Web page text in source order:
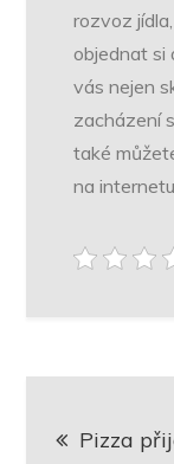
rozvoz
objednat si
vás nejen
zacházení
také
na
Pizza